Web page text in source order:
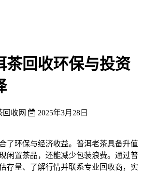
茶回收环保与投资
收网 2025年3月28日
了环保与经济收益。普洱老茶具备升值
闲置茶品，还能减少包装浪费。通过普
存量、了解行情并联系专业回收商，实